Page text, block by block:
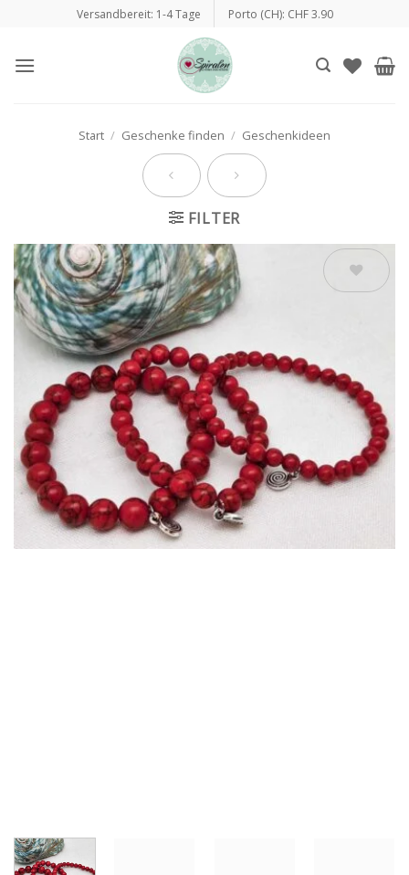
springen
Versandbereit: 1-4 Tage Porto (CH): CHF 3.90
Start / Geschenke finden / Geschenkideen
FILTER